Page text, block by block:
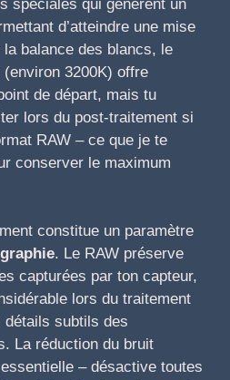
spéciales qui génèrent un
d’atteindre une mise
balance des blancs, le
(environ 3200K) offre
de départ, mais tu
lors du post-traitement si
RAW – ce que je te
conserver le maximum
constitue un paramètre
. Le RAW préserve
capturées par ton capteur,
lors du traitement
subtils des
La réduction du bruit
– désactive toutes